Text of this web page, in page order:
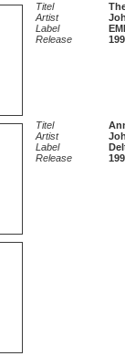
Titel
Artist
Label
Release
Titel
Artist
Label
Release